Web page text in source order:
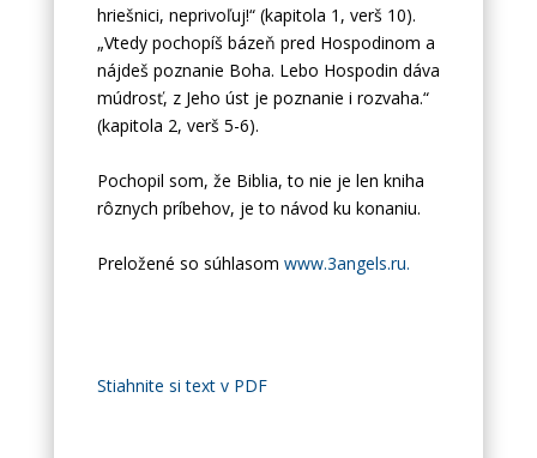
hriešnici, neprivoľuj!“ (kapitola 1, verš 10).
„Vtedy pochopíš bázeň pred Hospodinom a
nájdeš poznanie Boha. Lebo Hospodin dáva
múdrosť, z Jeho úst je poznanie i rozvaha.“
(kapitola 2, verš 5-6).
Pochopil som, že Biblia, to nie je len kniha
rôznych príbehov, je to návod ku konaniu.
Preložené so súhlasom www.3angels.ru.
Stiahnite si text v PDF